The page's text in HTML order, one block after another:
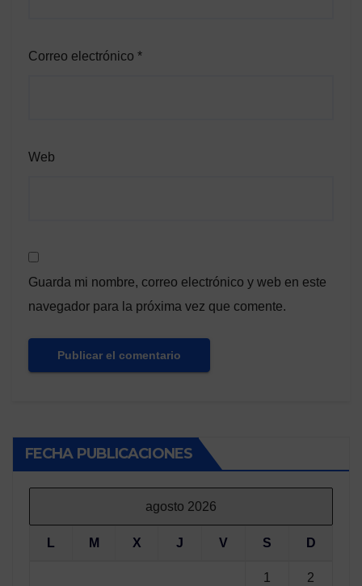
Correo electrónico *
Web
Guarda mi nombre, correo electrónico y web en este
navegador para la próxima vez que comente.
FECHA PUBLICACIONES
agosto 2026
L M X J V S D
1 2